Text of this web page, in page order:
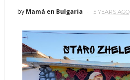
by Mamá en Bulgaria 5 YEARS AGO